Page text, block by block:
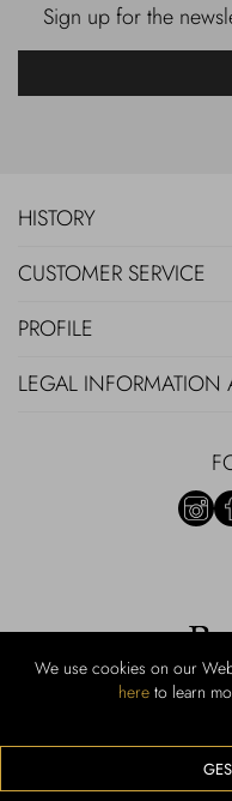
We use cookies on our
here to learn
Sign up for the
HISTORY
CUSTOMER SERVICE
PROFILE
LEGAL INFORMATION
Rubinacci S.r.l.: Viale